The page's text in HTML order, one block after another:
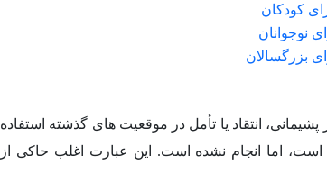
کودکان
نوجوانان
بزرگسالان
پشیمانی، انتقاد یا تأمل در موقعیت های گذشته استفاده
اما انجام نشده است. این عبارت اغلب حاکی از